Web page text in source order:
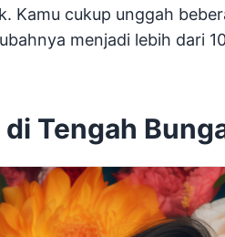
Kamu cukup unggah
menjadi lebih dari
Tengah